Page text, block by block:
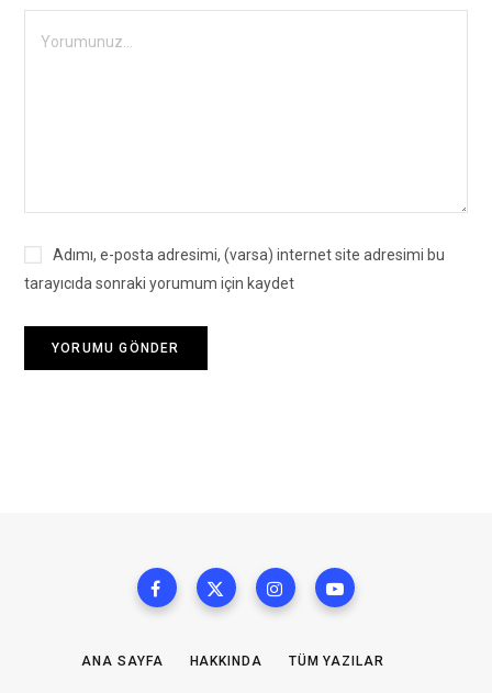
Adımı, e-posta adresimi, (varsa) internet site adresimi bu
tarayıcıda sonraki yorumum için kaydet
ANA SAYFA HAKKINDA TÜM YAZILAR